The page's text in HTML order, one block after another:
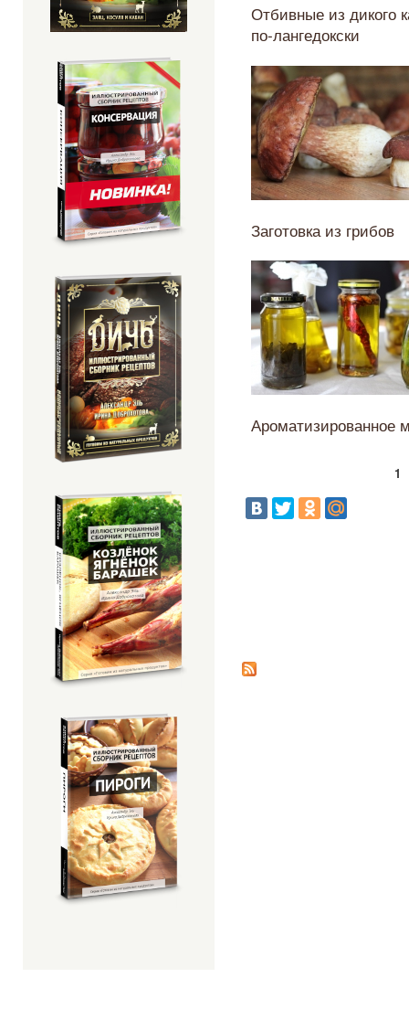
Отбивные из дикого
по-лангедокски
Заготовка из грибов
Ароматизированное
Страницы
1